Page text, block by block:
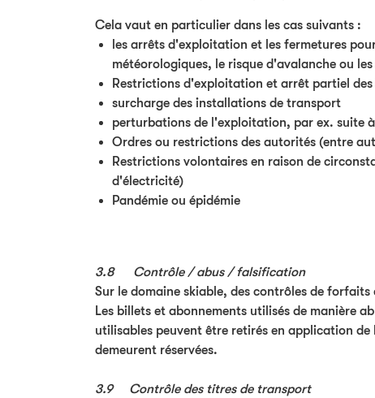
Cela vaut en particulier dans les cas suivants :
les arrêts d'exploitation et les fermetures
météorologiques, le risque d'avalanche ou
Restrictions d'exploitation et arrêt partiel
surcharge des installations de transport
perturbations de l'exploitation, par ex. suite
Ordres ou restrictions des autorités (entre
Restrictions volontaires en raison de
d'électricité)
Pandémie ou épidémie
3.8 Contrôle / abus / falsification
Sur le domaine skiable, des contrôles de
Les billets et abonnements utilisés de manière
utilisables peuvent être retirés en application
demeurent réservées.
3.9 Contrôle des titres de transport